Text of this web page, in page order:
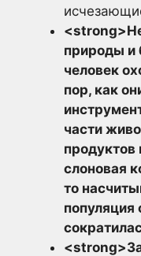
природы и
человек
пор, как
части
продуктов
слоновая
то
популяция